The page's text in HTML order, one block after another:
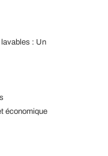
: Un
économique